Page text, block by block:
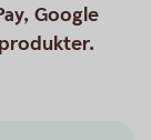
Google